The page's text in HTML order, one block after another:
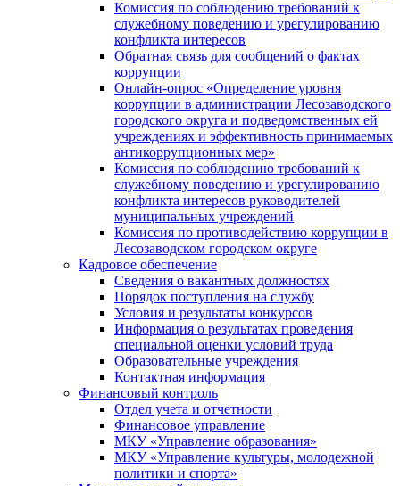
Комиссия по соблюдению требований к
служебному поведению и урегулированию
конфликта интересов
Обратная связь для сообщений о фактах
коррупции
Онлайн-опрос «Определение уровня
коррупции в администрации Лесозаводского
городского округа и подведомственных ей
учреждениях и эффективность принимаемых
антикоррупционных мер»
Комиссия по соблюдению требований к
служебному поведению и урегулированию
конфликта интересов руководителей
муниципальных учреждений
Комиссия по противодействию коррупции в
Лесозаводском городском округе
Кадровое обеспечение
Сведения о вакантных должностях
Порядок поступления на службу
Условия и результаты конкурсов
Информация о результатах проведения
специальной оценки условий труда
Образовательные учреждения
Контактная информация
Финансовый контроль
Отдел учета и отчетности
Финансовое управление
МКУ «Управление образования»
МКУ «Управление культуры, молодежной
политики и спорта»